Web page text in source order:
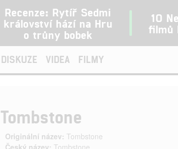
Recenze: Rytíř Sedmi
království hází na Hru
o trůny bobek
10
filmů
DISKUZE VIDEA FILMY
Tombstone
Originální název: Tombstone